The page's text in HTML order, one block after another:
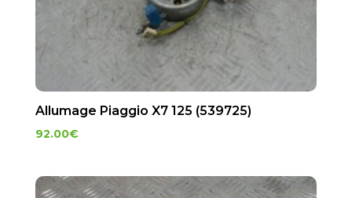
Allumage Piaggio X7 125 (539725)
92.00€